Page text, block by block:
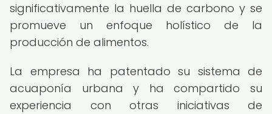
significativamente la huella de carbono y se
promueve un enfoque holístico de la
producción de alimentos.
La empresa ha patentado su sistema de
acuaponía urbana y ha compartido su
experiencia con otras iniciativas de